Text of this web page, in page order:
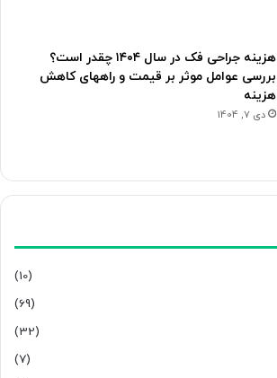
هزینه جراحی فک در سال ۱۴۰۴ چقدر است؟
بررسی عوامل موثر بر قیمت و راههای کاهش
هزینه
دی 7, 1404
(10)
(69)
(32)
(7)